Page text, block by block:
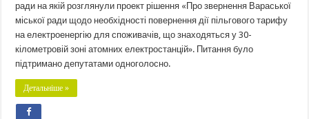
ради на якій розглянули проект рішення «Про звернення Вараської
міської ради щодо необхідності повернення дії пільгового тарифу
на електроенергію для споживачів, що знаходяться у 30-
кілометровій зоні атомних електростанцій». Питання було
підтримано депутатами одноголосно.
Детальніше »